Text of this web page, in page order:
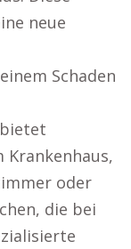
neue
Schaden
oder
die bei